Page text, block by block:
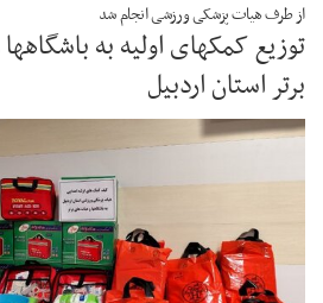
از طرف هیات پزشکی ورزشی انجام شد
توزیع کمکهای اولیه به
برتر استان اردبیل